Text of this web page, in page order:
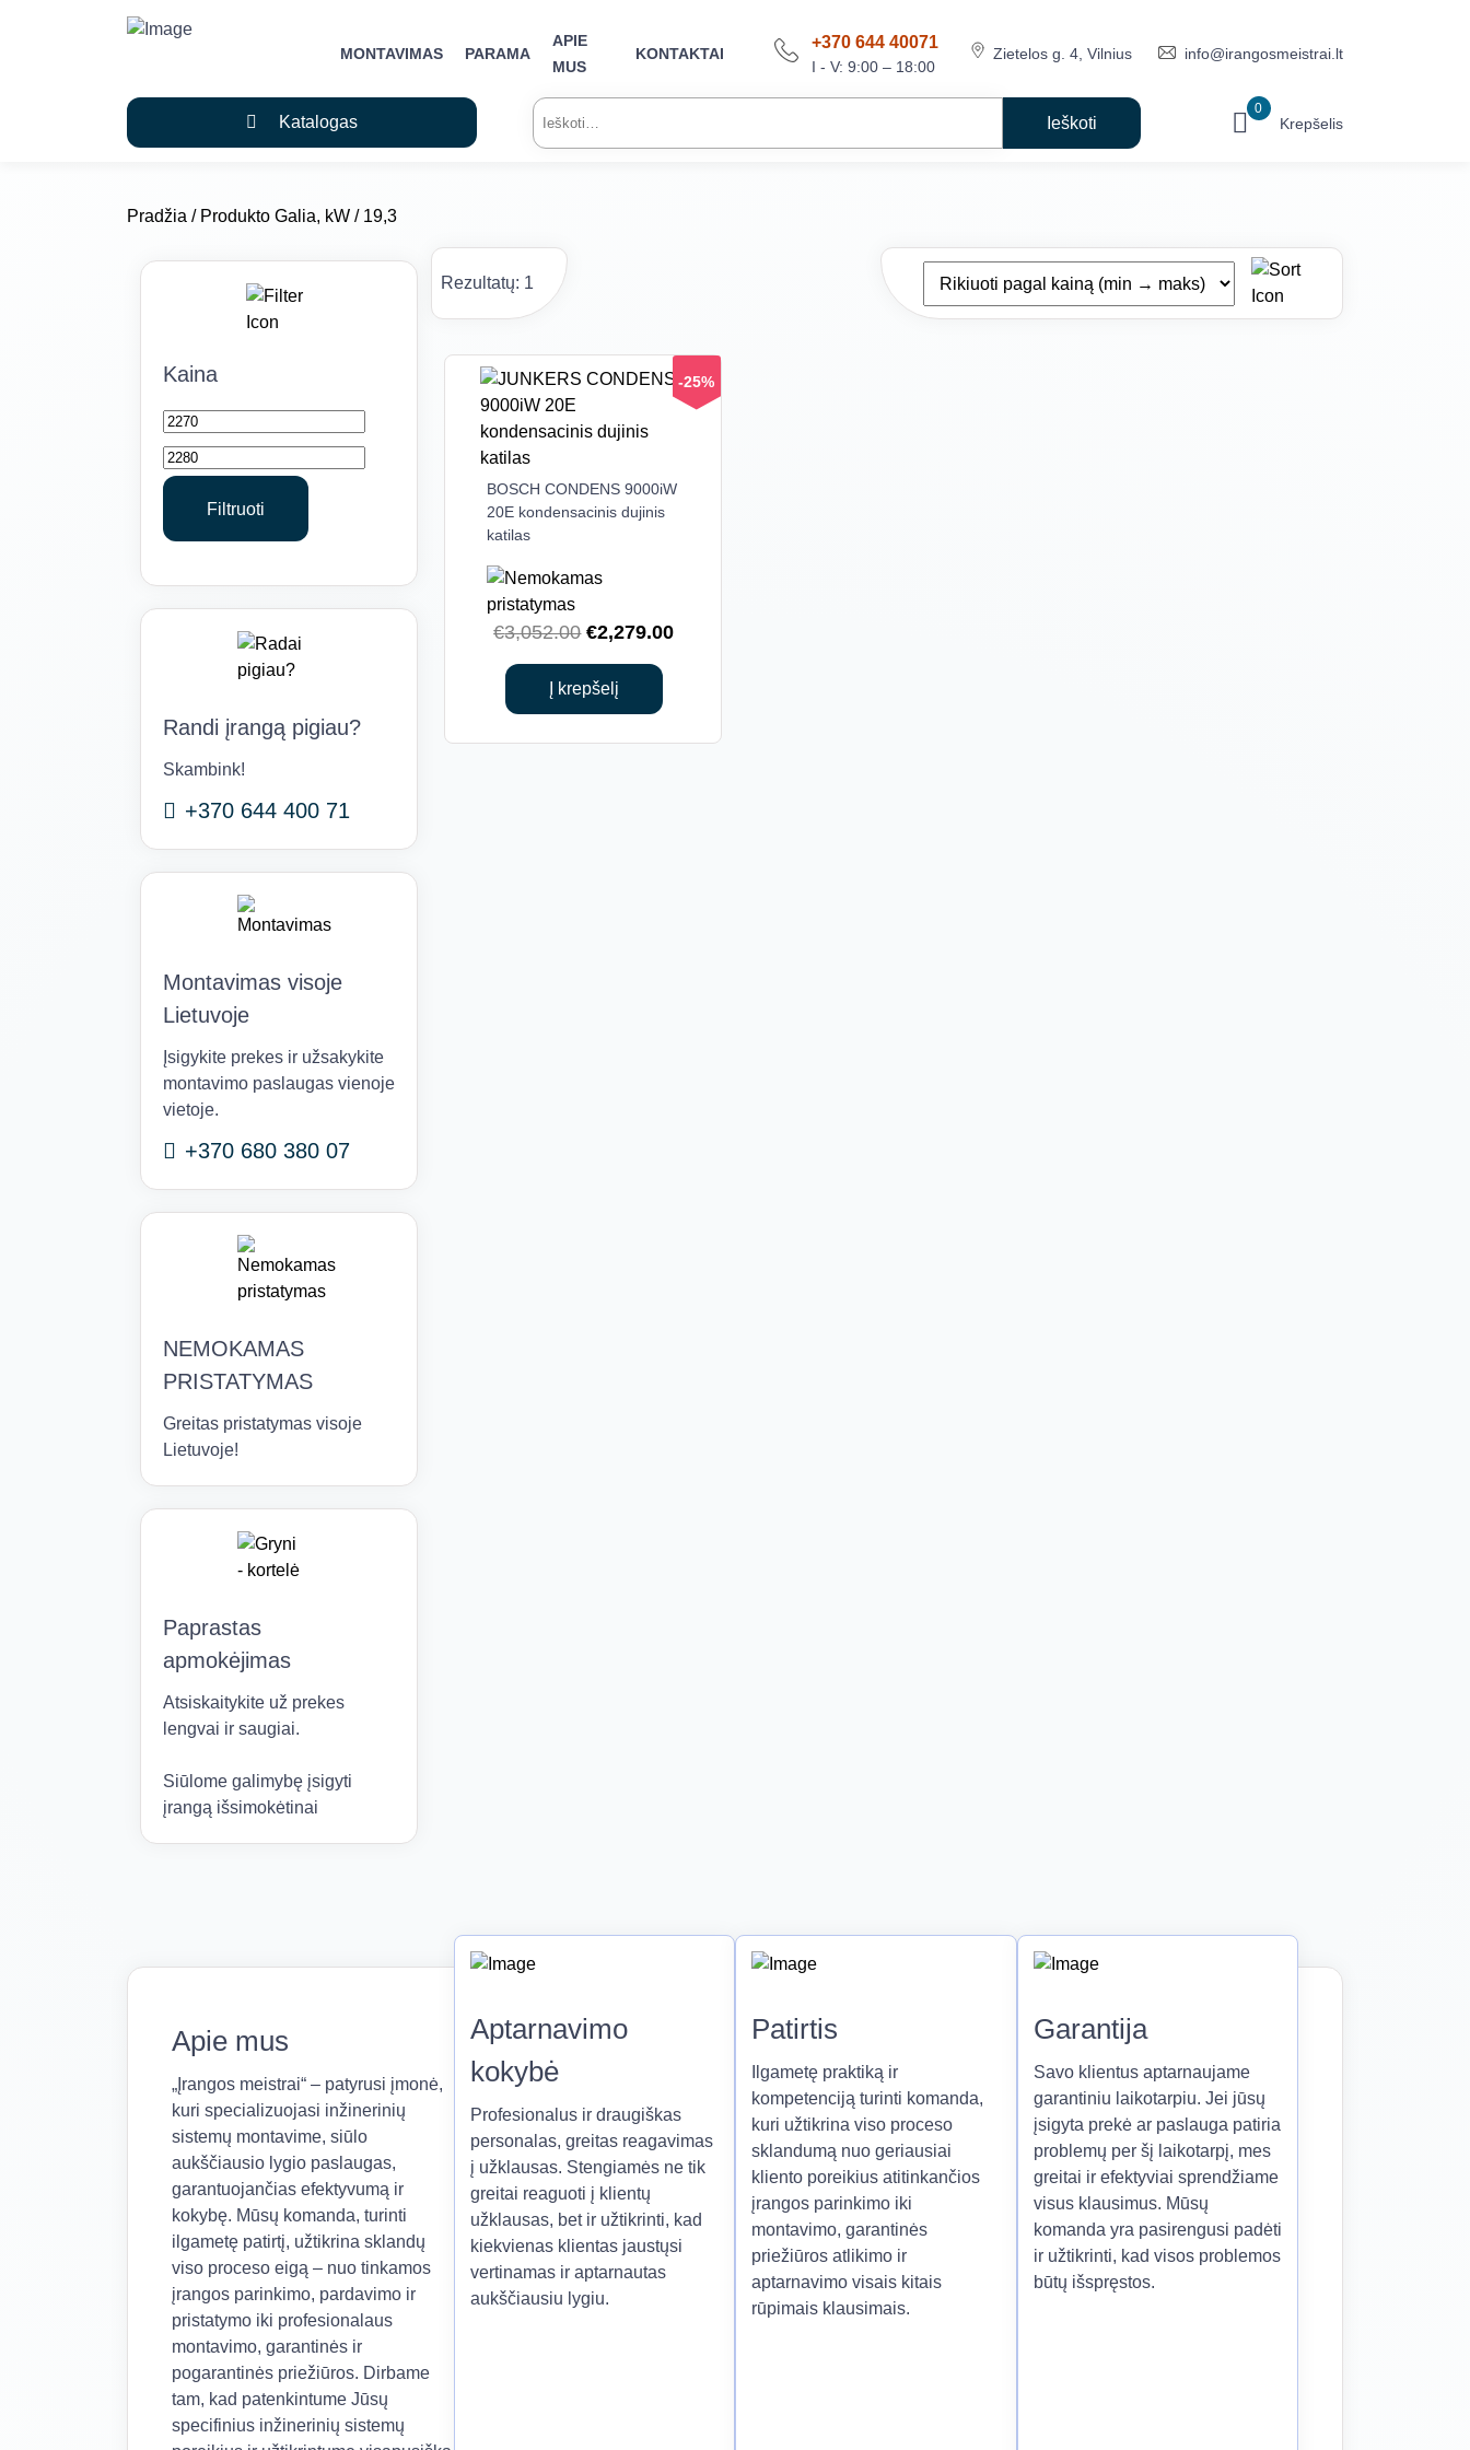
MONTAVIMAS PARAMA
APIE
MUS
KONTAKTAI
+370 644 40071
I - V: 9:00 – 18:00
Zietelos g. 4, Vilnius info@irangosmeistrai.lt
Katalogas
Ieškoti: 0
Krepšelis
Pradžia / Produkto Galia, kW / 19,3
Kaina
Min
kaina
Filtruoti
Randi įrangą pigiau?
Skambink!
+370 644 400 71
Montavimas visoje
Lietuvoje
Įsigykite prekes ir užsakykite
montavimo paslaugas vienoje
vietoje.
+370 680 380 07
NEMOKAMAS
PRISTATYMAS
Greitas pristatymas visoje
Lietuvoje!
Paprastas
apmokėjimas
Atsiskaitykite už prekes
lengvai ir saugiai.
Siūlome galimybę įsigyti
įrangą išsimokėtinai
Rezultatų: 1
-25%
BOSCH CONDENS 9000iW
20E kondensacinis dujinis
katilas
€3,052.00 Original
price
was:
€3,052.00.
€2,279.00Current
Į krepšelį
Apie mus
„Įrangos meistrai“ – patyrusi įmonė,
kuri specializuojasi inžinerinių
sistemų montavime, siūlo
aukščiausio lygio paslaugas,
garantuojančias efektyvumą ir
kokybę. Mūsų komanda, turinti
ilgametę patirtį, užtikrina sklandų
viso proceso eigą – nuo tinkamos
įrangos parinkimo, pardavimo ir
pristatymo iki profesionalaus
montavimo, garantinės ir
pogarantinės priežiūros. Dirbame
tam, kad patenkintume Jūsų
specifinius inžinerinių sistemų
Aptarnavimo
kokybė
Profesionalus ir draugiškas
personalas, greitas reagavimas
į užklausas. Stengiamės ne tik
greitai reaguoti į klientų
užklausas, bet ir užtikrinti, kad
kiekvienas klientas jaustųsi
vertinamas ir aptarnautas
aukščiausiu lygiu.
Patirtis
Ilgametę praktiką ir
kompetenciją turinti komanda,
kuri užtikrina viso proceso
sklandumą nuo geriausiai
kliento poreikius atitinkančios
įrangos parinkimo iki
montavimo, garantinės
priežiūros atlikimo ir
aptarnavimo visais kitais
rūpimais klausimais.
Garantija
Savo klientus aptarnaujame
garantiniu laikotarpiu. Jei jūsų
įsigyta prekė ar paslauga patiria
problemų per šį laikotarpį, mes
greitai ir efektyviai sprendžiame
visus klausimus. Mūsų
komanda yra pasirengusi padėti
ir užtikrinti, kad visos problemos
būtų išspręstos.